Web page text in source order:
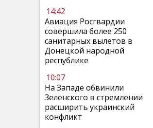
14:42
Авиация Росгвардии
совершила более 250
санитарных вылетов в
Донецкой народной
республике
10:07
На Западе обвинили
Зеленского в стремлении
расширить украинский
конфликт